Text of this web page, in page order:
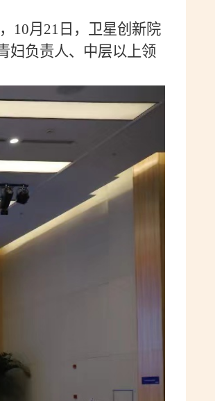
， 10月 21 日，卫星创新院
妇负责人、中层以上领